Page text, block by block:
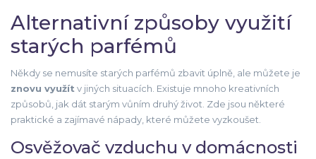
Alternativní způsoby využití
starých parfémů
Někdy se nemusíte starých parfémů zbavit úplně, ale můžete je
znovu využítv jiných situacích. Existuje mnoho kreativních
způsobů, jak dát starým vůním druhý život. Zde jsou některé
praktické a zajímavé nápady, které můžete vyzkoušet.
Osvěžovač vzduchu v domácnosti